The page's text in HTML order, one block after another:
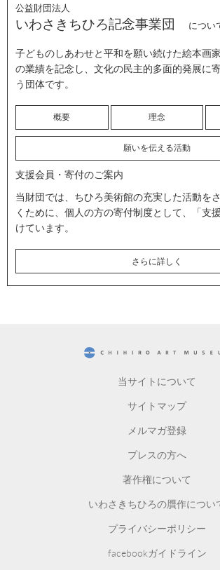
公益財団法人
いわさきちひろ記念事業団 につい
子どものしあわせと平和を願い続けた絵本画
の業績を記念し、文化の民主的多面的発展に
う団体です。
概要 理念
願いを伝える活動
支援会員・寄付のご案内
当財団では、ちひろ美術館の充実した活動を
くために、個人の方の寄付制度として、「支
けています。
さらに詳しく
当サイトについて
サイトマップ
メルマガ登録
プレスの方へ
著作権について
いわさきちひろの贋作につい
プライバシーポリシー
facebookガイドライン